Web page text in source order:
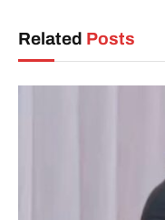
Related Posts